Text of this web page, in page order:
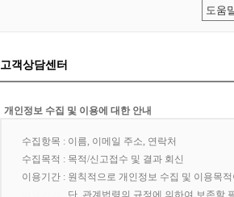
고객상담센터
개인정보 수집 및 이용에 대한 안내
수집항목 : 이름, 이메일 주소, 연락처
수집목적 : 목적/신고접수 및 결과 회신
이용기간 : 원칙적으로 개인정보 수집 및 이용목
단, 관계법령의 규정에 의하여 보존할